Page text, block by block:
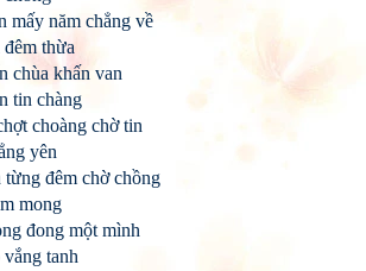
mấy năm chẳng về
thừa
chùa khấn van
tin chàng
choàng chờ tin
yên
từng đêm chờ chồng
mong
đong một mình
tanh